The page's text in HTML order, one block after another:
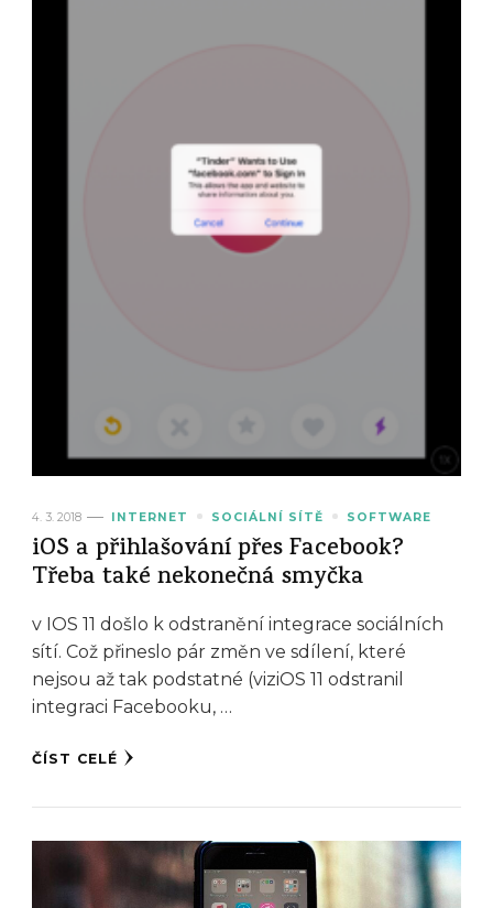
4. 3. 2018 INTERNET SOCIÁLNÍ SÍTĚ SOFTWARE
iOS a přihlašování přes Facebook?
Třeba také nekonečná smyčka
v IOS 11 došlo k odstranění integrace sociálních
sítí. Což přineslo pár změn ve sdílení, které
nejsou až tak podstatné (viziOS 11 odstranil
integraci Facebooku, …
ČÍST CELÉ